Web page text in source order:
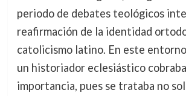
periodo de debates teológicos
reafirmación de la identidad
catolicismo latino. En este
un historiador eclesiástico
importancia, pues se trataba no